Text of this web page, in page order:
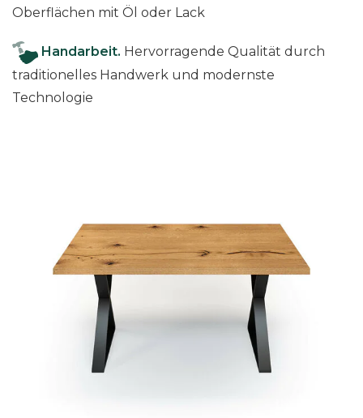
)
M
e
n
g
Oberflächen mit Öl oder Lack
Handarbeit. Hervorragende Qualität durch
traditionelles Handwerk und modernste
Technologie